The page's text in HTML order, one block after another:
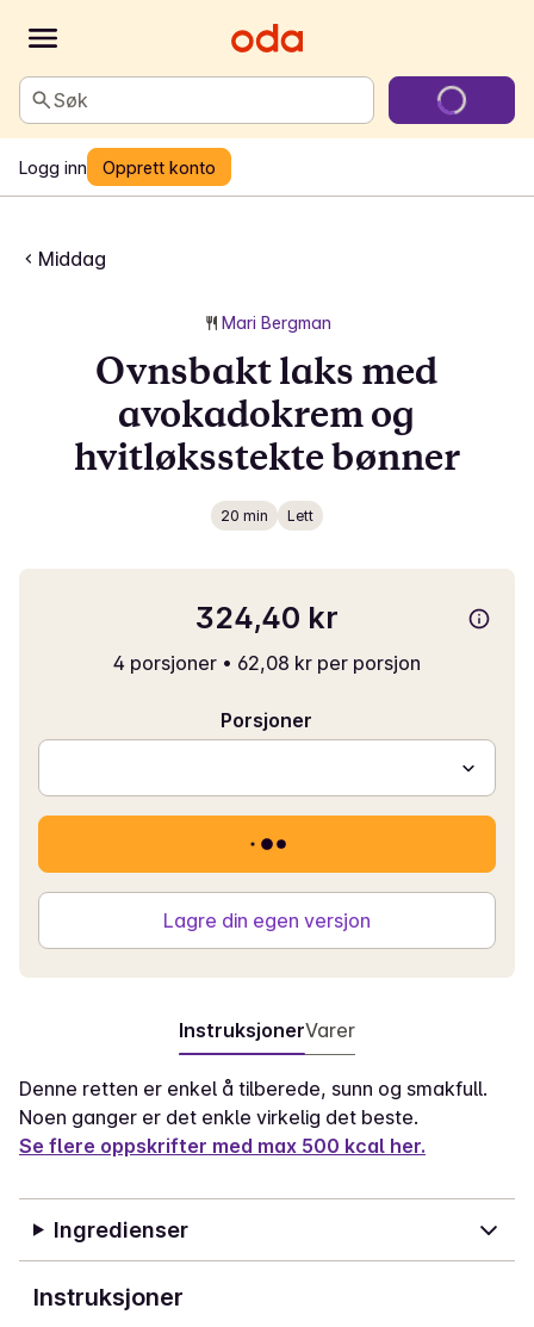
Søk
Logg inn Opprett konto
Middag
Mari Bergman
Ovnsbakt laks med
avokadokrem og
hvitløksstekte bønner
20 min Lett
324,40 kr
4 porsjoner • 62,08 kr per porsjon
Porsjoner
Lagre din egen versjon
InstruksjonerVarer
Denne retten er enkel å tilberede, sunn og smakfull.
Noen ganger er det enkle virkelig det beste.
Se flere oppskrifter med max 500 kcal her.
Ingredienser
Instruksjoner